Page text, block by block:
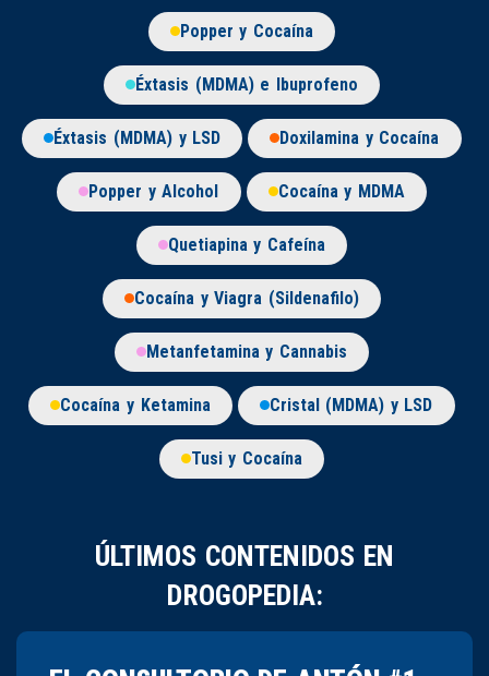
Popper y Cocaína
Éxtasis (MDMA) e Ibuprofeno
Éxtasis (MDMA) y LSD Doxilamina y Cocaína
Popper y Alcohol Cocaína y MDMA
Quetiapina y Cafeína
Cocaína y Viagra (Sildenafilo)
Metanfetamina y Cannabis
Cocaína y Ketamina Cristal (MDMA) y LSD
Tusi y Cocaína
ÚLTIMOS CONTENIDOS EN
DROGOPEDIA: